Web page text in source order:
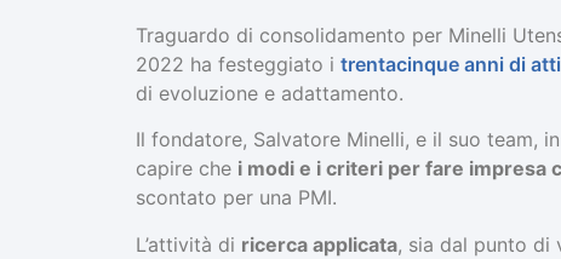
Traguardo di consolidamento per Minelli
2022 ha festeggiato i trentacinque anni di
di evoluzione e adattamento.
Il fondatore, Salvatore Minelli, e il suo team,
capire che i modi e i criteri per fare impresa
scontato per una PMI.
L’attività di ricerca applicata, sia dal punto di